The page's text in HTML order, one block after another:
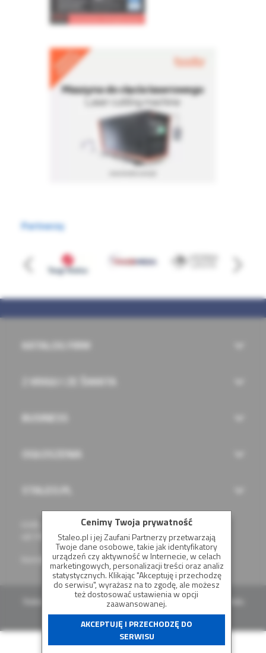
Partnerzy
KATALOG FIRM
Z KRAJU I ZE ŚWIATA
BUSINESS
OGŁOSZENIA
STALEO.PL
Łódź, ul. Chóralna 16/32
48 799 312 812
biuro@staleo.pl|reklama@staleo.pl |redakcja@staleo.pl
Staleo.pl - Wszelkie prawa zastrzeżone. Koszystanie z portalu
oznacza akceptacjęregulaminu.
Cenimy Twoja prywatność
Staleo.pl i jej Zaufani Partnerzy przetwarzają
Twoje dane osobowe, takie jak identyfikatory
urządzeń czy aktywność w Internecie, w celach
marketingowych, personalizacji treści oraz analiz
statystycznych. Klikając "Akceptuję i przechodzę
do serwisu", wyrażasz na to zgodę, ale możesz
też dostosować ustawienia w opcji
zaawansowanej.
AKCEPTUJĘ I PRZECHODZĘ DO
SERWISU